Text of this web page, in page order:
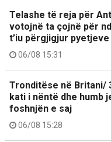
Telashe të reja për
votojnë ta çojnë për
t’iu përgjigjur
06/08 15:31
Tronditëse në Britani/
kati i nëntë dhe humb
foshnjën e saj
06/08 15:28